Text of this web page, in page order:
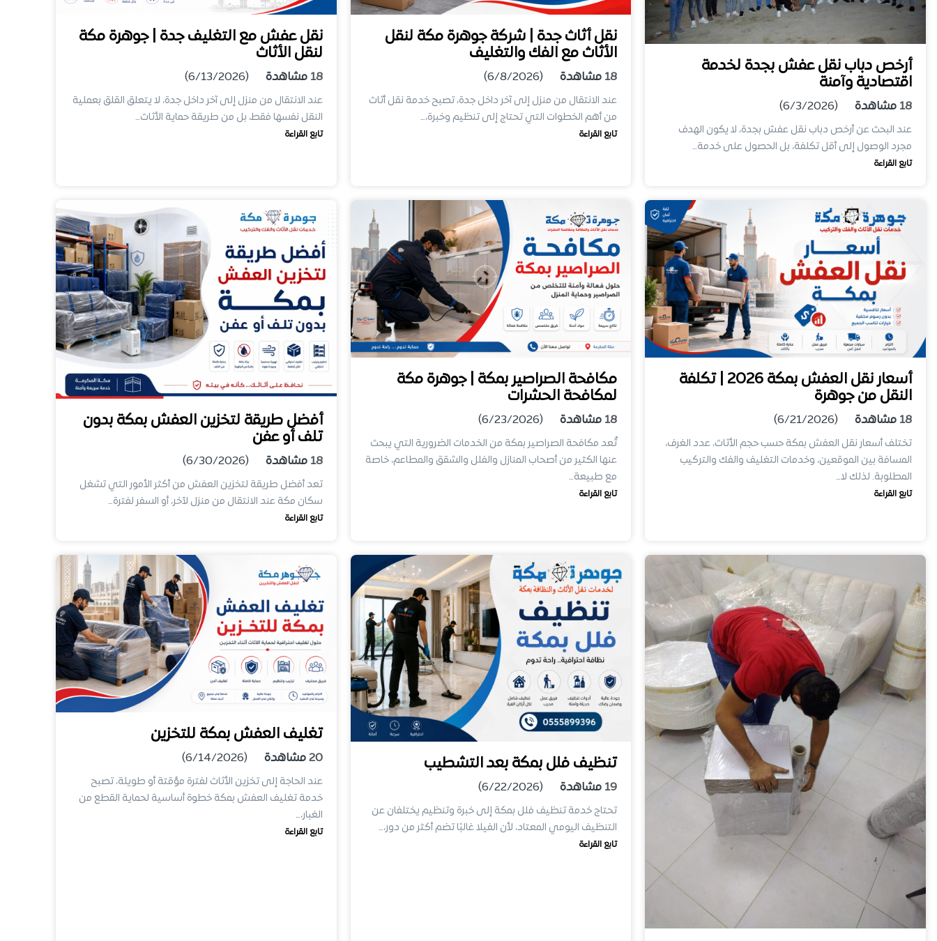
أرخص دباب نقل عفش بجدة لخدمة
اقتصادية وآمنة
18 مشاهدة (6/3/2026)
عند البحث عن أرخص دباب نقل عفش بجدة، لا يكون الهدف
مجرد الوصول إلى أقل تكلفة، بل الحصول على خدمة…
تابع القراءة
نقل أثاث جدة | شركة جوهرة مكة لنقل
الأثاث مع الفك والتغليف
18 مشاهدة (6/8/2026)
عند الانتقال من منزل إلى آخر داخل جدة، تصبح خدمة نقل أثاث
من أهم الخطوات التي تحتاج إلى تنظيم وخبرة،…
تابع القراءة
نقل عفش مع التغليف جدة | جوهرة مكة
لنقل الأثاث
18 مشاهدة (6/13/2026)
عند الانتقال من منزل إلى آخر داخل جدة، لا يتعلق القلق بعملية
النقل نفسها فقط، بل من طريقة حماية الأثاث…
تابع القراءة
أسعار نقل العفش بمكة 2026 | تكلفة
النقل من جوهرة
18 مشاهدة (6/21/2026)
تختلف أسعار نقل العفش بمكة حسب حجم الأثاث، عدد الغرف،
المسافة بين الموقعين، وخدمات التغليف والفك والتركيب
المطلوبة. لذلك لا…
تابع القراءة
مكافحة الصراصير بمكة | جوهرة مكة
لمكافحة الحشرات
18 مشاهدة (6/23/2026)
تُعد مكافحة الصراصير بمكة من الخدمات الضرورية التي يبحث
عنها الكثير من أصحاب المنازل والفلل والشقق والمطاعم، خاصة
مع طبيعة…
تابع القراءة
أفضل طريقة لتخزين العفش بمكة بدون
تلف أو عفن
18 مشاهدة (6/30/2026)
تعد أفضل طريقة لتخزين العفش من أكثر الأمور التي تشغل
سكان مكة عند الانتقال من منزل لآخر، أو السفر لفترة…
تابع القراءة
تنظيف فلل بمكة بعد التشطيب
19 مشاهدة (6/22/2026)
تحتاج خدمة تنظيف فلل بمكة إلى خبرة وتنظيم يختلفان عن
التنظيف اليومي المعتاد، لأن الفيلا غالبًا تضم أكثر من دور،…
تابع القراءة
تغليف العفش بمكة للتخزين
20 مشاهدة (6/14/2026)
عند الحاجة إلى تخزين الأثاث لفترة مؤقتة أو طويلة، تصبح
خدمة تغليف العفش بمكة خطوة أساسية لحماية القطع من
الغبار،…
تابع القراءة